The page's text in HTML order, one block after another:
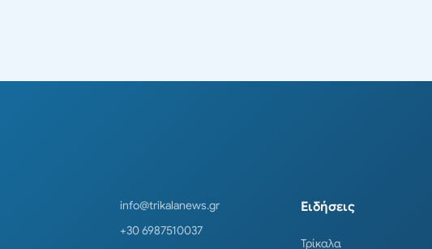
info@trikalanews.gr
+30 6987510037
Ειδήσεις
Τρίκαλα